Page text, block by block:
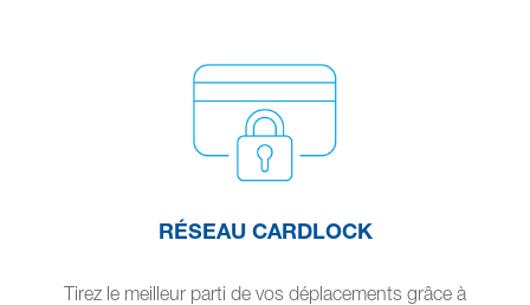
RÉSEAU CARDLOCK
Tirez le meilleur parti de vos déplacements grâce à